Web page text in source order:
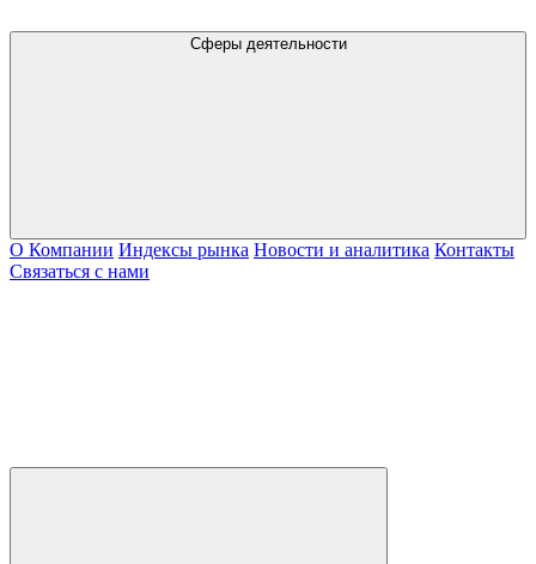
Сферы деятельности
О Компании Индексы рынка Новости и аналитика Контакты
Связаться с нами